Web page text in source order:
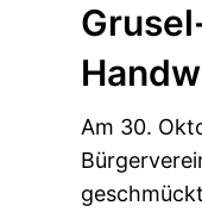
Am 30.